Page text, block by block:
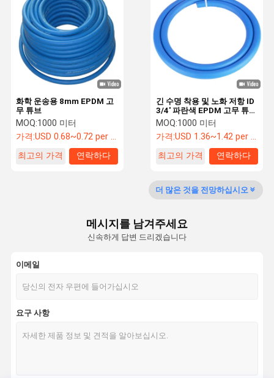
집 제품 회사 소개
공장 견학 품질 관리 문의하기 소식
쌍둥이 용접 호스
연료 분배 호스
고무 연료 호스
긴 수명 착용 및 노화 저항 ID
3/4' 파란색 EPDM 고무 튜브
물 공기 증기 운송
MOQ:1000 미터
가격:USD 1.36~1.42 per meter
최고의 가격
연락하다
화학 운송용 8mm EPDM 고
무 튜브
MOQ:1000 미터
가격:USD 0.68~0.72 per meter
최고의 가격
연락하다
더 많은 것을 전망하십시오
메시지를 남겨주세요
신속하게 답변 드리겠습니다
이메일
요구 사항